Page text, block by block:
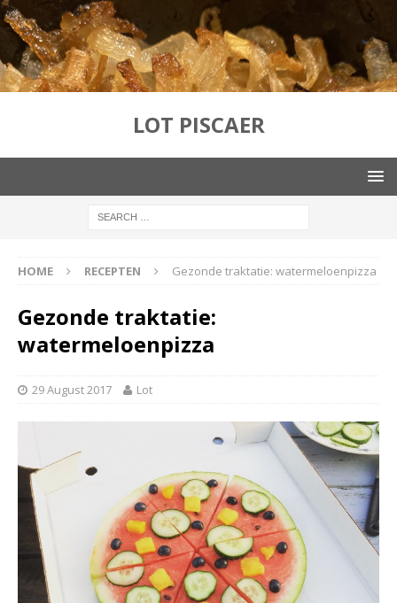
LOT PISCAER
HOME RECEPTEN Gezonde traktatie: watermeloenpizza
Gezonde traktatie:
watermeloenpizza
29 August 2017 Lot